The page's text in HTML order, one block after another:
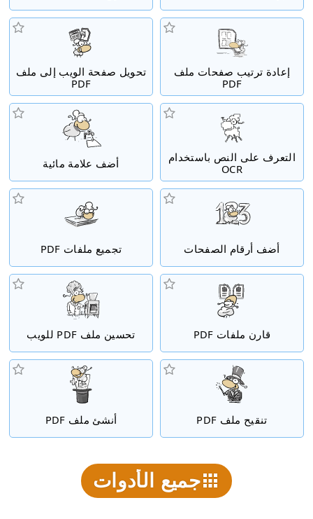
إعادة ترتيب صفحات ملف
PDF
تحويل صفحة الويب إلى ملف
PDF
التعرف على النص باستخدام
OCR
أضف علامة مائية
أضف أرقام الصفحات تجميع ملفات PDF
قارن ملفات PDF تحسين ملف PDF للويب
تنقيح ملف PDF أنشئ ملف PDF
جميع الأدوات